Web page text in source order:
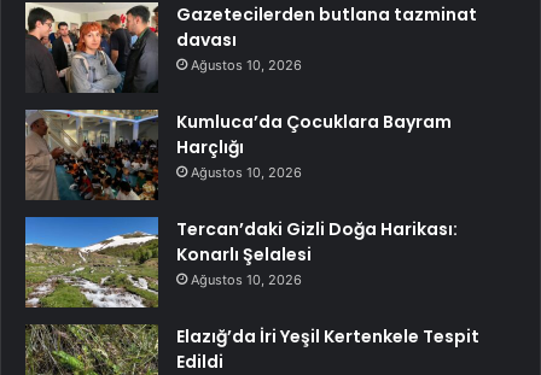
Gazetecilerden butlana tazminat
davası
Ağustos 10, 2026
Kumluca’da Çocuklara Bayram
Harçlığı
Ağustos 10, 2026
Tercan’daki Gizli Doğa Harikası:
Konarlı Şelalesi
Ağustos 10, 2026
Elazığ’da İri Yeşil Kertenkele Tespit
Edildi